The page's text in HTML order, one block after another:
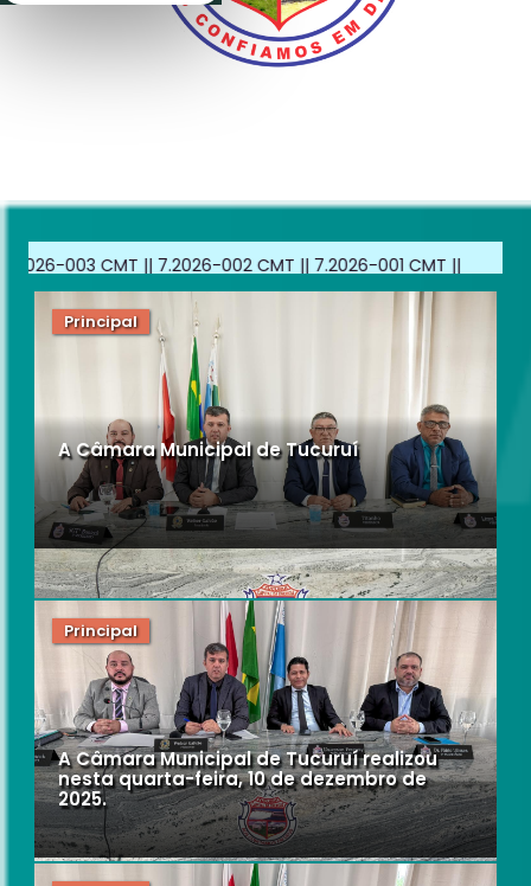
||7.2026-002 CMT ||7.2026-001 CMT ||
Principal
A Câmara Municipal de Tucuruí
Principal
A Câmara Municipal de Tucuruí realizou
nesta quarta-feira, 10 de dezembro de
2025.